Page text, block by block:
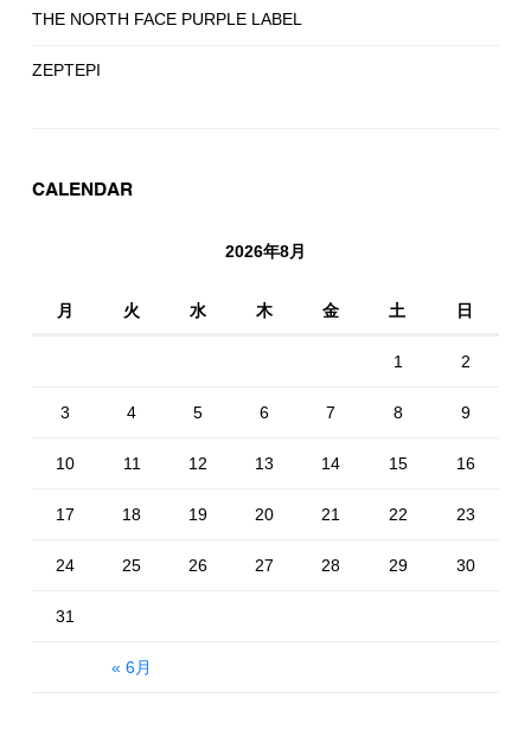
THE NORTH FACE PURPLE LABEL
ZEPTEPI
CALENDAR
2026年8月
月 火 水 木 金 土 日
« 6月
1 2
3 4 5 6 7 8 9
10 11 12 13 14 15 16
17 18 19 20 21 22 23
24 25 26 27 28 29 30
31